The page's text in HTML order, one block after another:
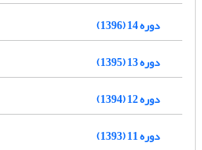
دوره 14 (1396)
دوره 13 (1395)
دوره 12 (1394)
دوره 11 (1393)